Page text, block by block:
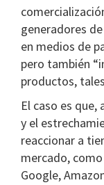
generadores
en medios de
pero también
productos,
El caso es
y el
reaccionar a
mercado,
Google,